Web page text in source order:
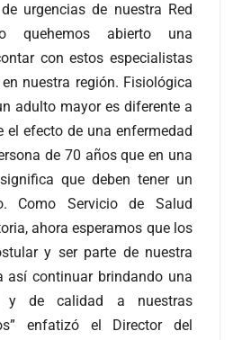
urgencias de nuestra Red
quehemos abierto una
con estos especialistas
nuestra región. Fisiológica
adulto mayor es diferente a
el efecto de una enfermedad
de 70 años que en una
que deben tener un
Como Servicio de Salud
ahora esperamos que los
y ser parte de nuestra
así continuar brindando una
y de calidad a nuestras
enfatizó el Director del